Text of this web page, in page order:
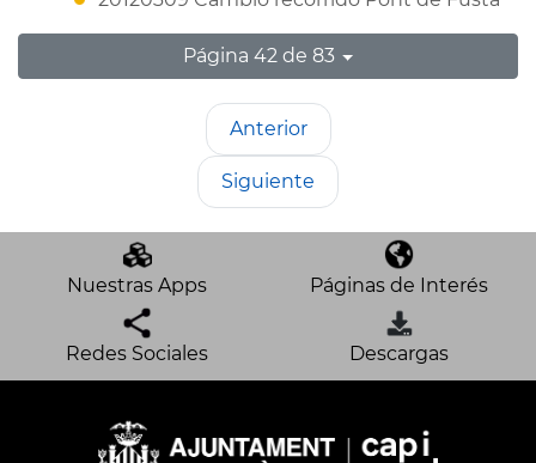
Página 42 de 83
Anterior
Siguiente
Nuestras Apps Páginas de Interés
Redes Sociales Descargas